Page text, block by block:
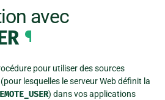
avec
¶
pour utiliser des sources
lesquelles le serveur Web définit la
) dans vos applications